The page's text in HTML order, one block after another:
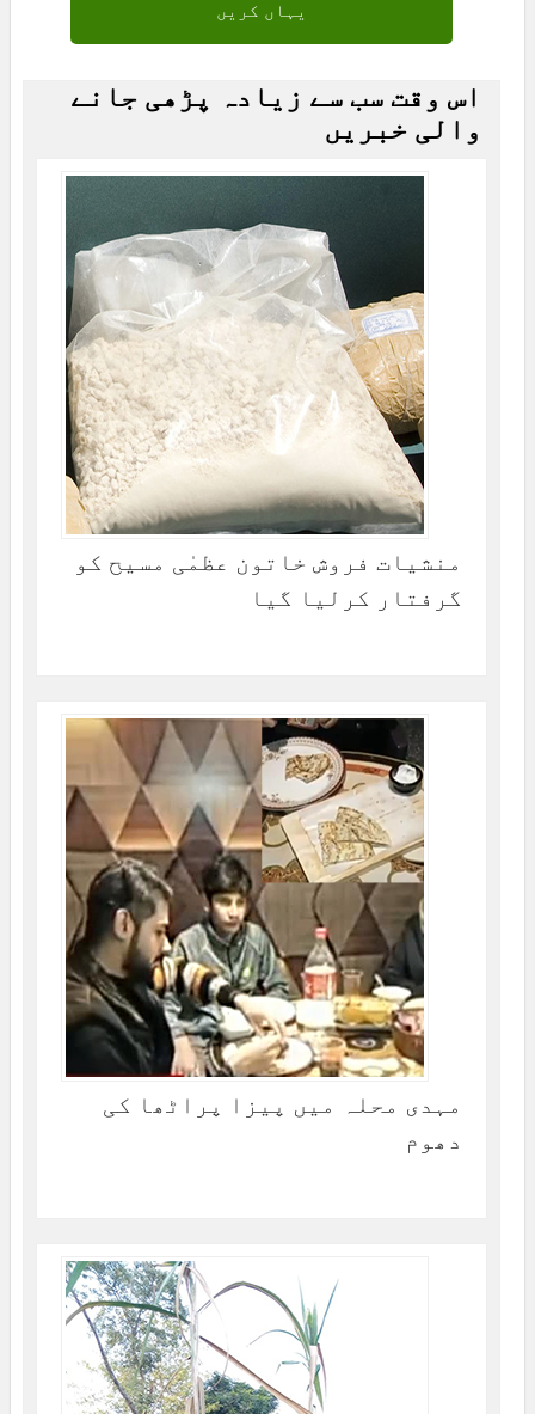
یہاں کریں
اس وقت سب سے زیادہ پڑھی جانے
والی خبریں
منشیات فروش خاتون عظمٰی مسیح کو
گرفتار کرلیا گیا
مہدی محلہ میں پیزا پراٹھا کی
دھوم